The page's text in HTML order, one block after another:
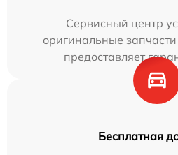
Сервисный центр
оригинальные
предоставляет
Бесплатная